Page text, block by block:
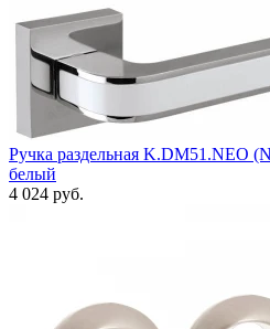
Ручка раздельная K.DM51.NEO
белый
4 024 руб.